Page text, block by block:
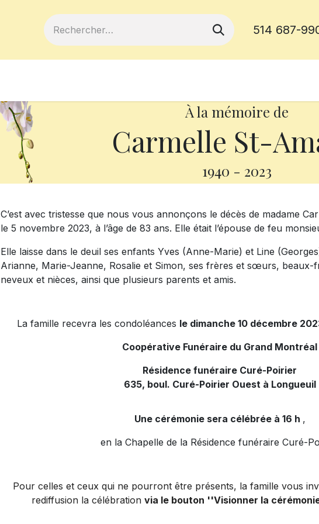
514 687-
À la mémoire de
Carmelle St-
1940 - 2023
C’est avec tristesse que nous vous annonçons le décès de madame
le 5 novembre 2023, à l’âge de 83 ans. Elle était l’épouse de feu
Elle laisse dans le deuil ses enfants Yves (Anne-Marie) et Line
Arianne, Marie-Jeanne, Rosalie et Simon, ses frères et sœurs,
neveux et nièces, ainsi que plusieurs parents et amis.
La famille recevra les condoléances le dimanche 10 décembre
Coopérative Funéraire du Grand Montréal
Résidence funéraire Curé-Poirier
635, boul. Curé-Poirier Ouest à Longueuil
Une cérémonie sera célébrée à 16 h ,
en la Chapelle de la Résidence funéraire Curé-
Pour celles et ceux qui ne pourront être présents, la famille vous
rediffusion la célébration via le bouton ''Visionner la